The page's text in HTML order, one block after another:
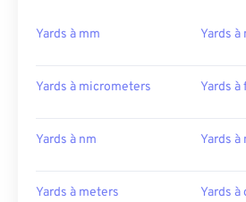
Yards à mm Yards à
Yards à micrometers Yards à
Yards à nm Yards
Yards à meters Yards à